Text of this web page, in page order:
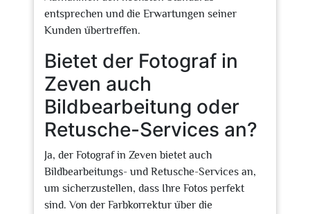
entsprechen und die Erwartungen seiner
Kunden übertreffen.
Bietet der Fotograf in
Zeven auch
Bildbearbeitung oder
Retusche-Services an?
Ja, der Fotograf in Zeven bietet auch
Bildbearbeitungs- und Retusche-Services an,
um sicherzustellen, dass Ihre Fotos perfekt
sind. Von der Farbkorrektur über die